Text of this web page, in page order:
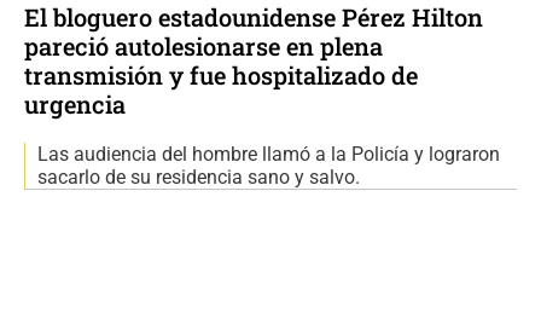
El bloguero estadounidense Pérez Hilton
pareció autolesionarse en plena
transmisión y fue hospitalizado de
urgencia
Las audiencia del hombre llamó a la Policía y lograron
sacarlo de su residencia sano y salvo.